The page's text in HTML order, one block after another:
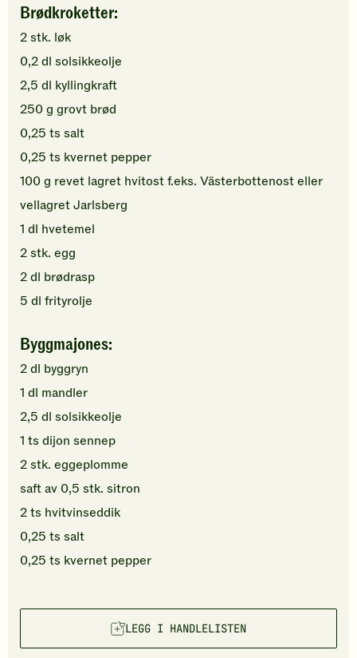
Brødkroketter:
2stk. løk
0,2dl solsikkeolje
2,5 dl kyllingkraft
250g grovt brød
0,25 ts salt
0,25 ts kvernet pepper
100g revet lagret hvitostf.eks. Västerbottenost eller
vellagret Jarlsberg
1 dl hvetemel
2stk. egg
2dl brødrasp
5 dl frityrolje
Byggmajones:
2dl byggryn
1 dl mandler
2,5 dl solsikkeolje
1 ts dijon sennep
2stk. eggeplomme
saft av 0,5 stk. sitron
2ts hvitvinseddik
0,25 ts salt
0,25 ts kvernet pepper
LEGG I HANDLELISTEN